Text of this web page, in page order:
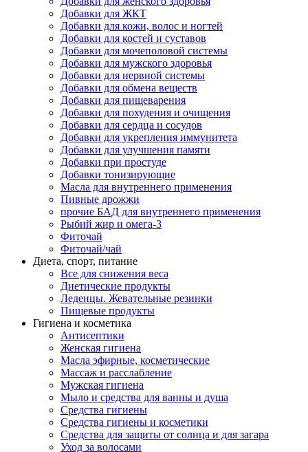
Добавки для ЖКТ
Добавки для кожи, волос и ногтей
Добавки для костей и суставов
Добавки для мочеполовой системы
Добавки для мужского здоровья
Добавки для нервной системы
Добавки для обмена веществ
Добавки для пищеварения
Добавки для похудения и очищения
Добавки для сердца и сосудов
Добавки для укрепления иммунитета
Добавки для улучшения памяти
Добавки при простуде
Добавки тонизирующие
Масла для внутреннего применения
Пивные дрожжи
прочие БАД для внутреннего применения
Рыбий жир и омега-3
Фиточай
Фиточай/чай
Диета, спорт, питание
Все для снижения веса
Диетические продукты
Леденцы. Жевательные резинки
Пищевые продукты
Гигиена и косметика
Антисептики
Женская гигиена
Масла эфирные, косметические
Массаж и расслабление
Мужская гигиена
Мыло и средства для ванны и душа
Средства гигиены
Средства гигиены и косметики
Средства для защиты от солнца и для загара
Уход за волосами